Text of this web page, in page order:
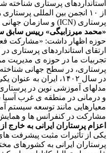
استانداردهای پرستاری
از ۱۰ انجمن بین المللی
پرستاری (ICN) و سازمان جهانی بهداشت (WHO) مشارکت دارد.
«محمد میرزابیگی» رییس سابق
حوزه اظهار داشت: «مشارکت
ارتقای استانداردهای
تجربیات ما در حوزه ی مدیریت
پرستاری، در سطح جهانی
در سال ۱۴۰۲، ایران به
مدلهای آموزشی نوین در
و درمانی در منطقه ی غرب آسیا
معیارهایی مانند توسعه
مشارکت در کنفرانس ها و
اعزام پرستاران ایرانی به خارج
یکی از تأثیرات مثبت پیشرفت
پرستاران ایرانی به کشورهای